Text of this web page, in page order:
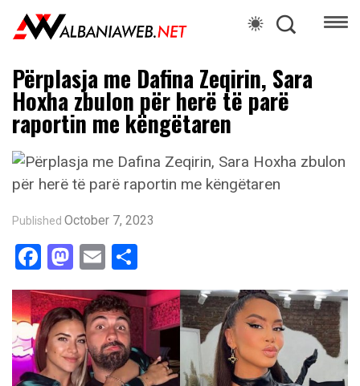
Përplasja me Dafina Zeqirin, Sara
Hoxha zbulon për herë të parë
raportin me këngëtaren
Published October 7, 2023
Facebook
Mastodon
Email